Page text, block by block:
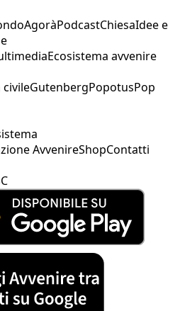
AgoràPodcastChiesaIdee e
Ecosistema avvenire
civileGutenbergPopotusPop
AvvenireShopContatti